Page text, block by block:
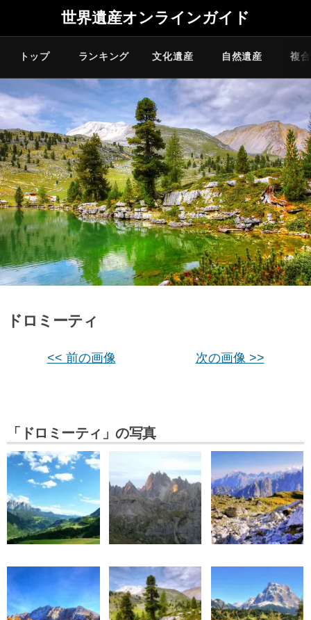
世界遺産オンラインガイド
トップ ランキング 文化遺産 自然遺産 複
ドロミーティ
<< 前の画像 次の画像 >>
「ドロミーティ」の写真